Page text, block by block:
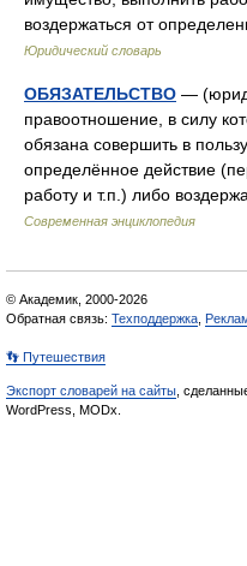
воздержаться от
Юридический словарь
ОБЯЗАТЕЛЬСТВО —
правоотношение, в силу
обязана совершить в
определённое действие
работу и т.п.) либо
Современная энциклопедия
© Академик, 2000-2026
Обратная связь: Техподдержка
👣 Путешествия
Экспорт словарей на сайты ,
WordPress, MODx.